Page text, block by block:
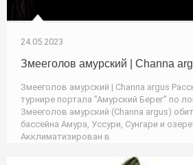
24.05.2023
Змееголов амурский | Channa
Змееголов амурский | Channa argus
турнире портала "Амурский Берег" по
Змееголов амурский (Channa argus)
бассейна Амура, Уссури, Сунгари и
Акклиматизирован в